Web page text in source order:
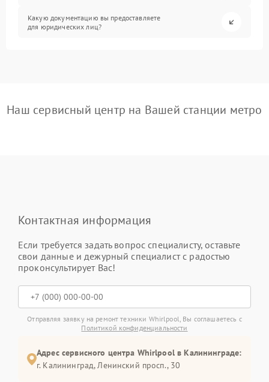
Какую документацию вы предоставляете
для юридических лиц?
Наш сервисный центр на Вашей станции метро
Контактная информация
Если требуется задать вопрос специалисту, оставьте
свои данные и дежурный специалист с радостью
проконсультирует Вас!
Отправляя заявку на ремонт техники Whirlpool, Вы соглашаетесь с
Политикой конфиденциальности
Адрес сервисного центра Whirlpool в Калининграде:
г. Калининград, Ленинский просп., 30